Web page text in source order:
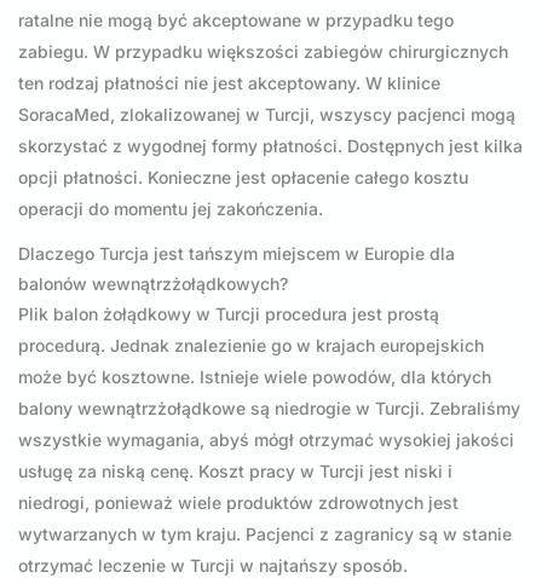
ratalne nie mogą być akceptowane w przypadku tego
zabiegu. W przypadku większości zabiegów chirurgicznych
ten rodzaj płatności nie jest akceptowany. W klinice
SoracaMed, zlokalizowanej w Turcji, wszyscy pacjenci mogą
skorzystać z wygodnej formy płatności. Dostępnych jest kilka
opcji płatności. Konieczne jest opłacenie całego kosztu
operacji do momentu jej zakończenia.
Dlaczego Turcja jest tańszym miejscem w Europie dla
balonów wewnątrzżołądkowych?
Plik balon żołądkowy w Turcji procedura jest prostą
procedurą. Jednak znalezienie go w krajach europejskich
może być kosztowne. Istnieje wiele powodów, dla których
balony wewnątrzżołądkowe są niedrogie w Turcji. Zebraliśmy
wszystkie wymagania, abyś mógł otrzymać wysokiej jakości
usługę za niską cenę. Koszt pracy w Turcji jest niski i
niedrogi, ponieważ wiele produktów zdrowotnych jest
wytwarzanych w tym kraju. Pacjenci z zagranicy są w stanie
otrzymać leczenie w Turcji w najtańszy sposób.